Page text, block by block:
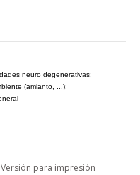
neuro degenerativas;
(amianto, ...);
Versión para impresión